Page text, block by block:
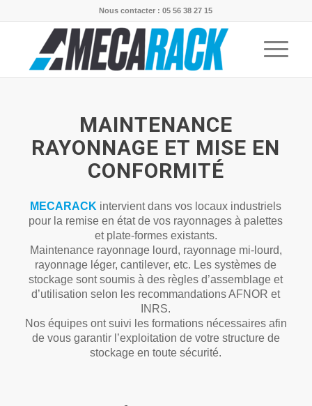
Nous contacter : 05 56 38 27 15
MAINTENANCE
RAYONNAGE ET MISE EN
CONFORMITÉ
MECARACK intervient dans vos locaux industriels
pour la remise en état de vos rayonnages à palettes
et plate-formes existants.
Maintenance rayonnage lourd, rayonnage mi-lourd,
rayonnage léger, cantilever, etc. Les systèmes de
stockage sont soumis à des règles d’assemblage et
d’utilisation selon les recommandations AFNOR et
INRS.
Nos équipes ont suivi les formations nécessaires afin
de vous garantir l’exploitation de votre structure de
stockage en toute sécurité.